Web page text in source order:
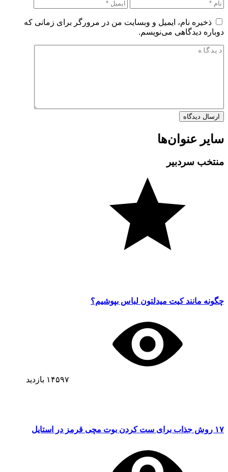
ذخیره نام، ایمیل و وبسایت من در مرورگر برای زمانی که
دوباره دیدگاهی می‌نویسم.
سایر عنوان‌ها
منتخب سردبیر
چگونه مانند کیت میدلتون لباس بپوشیم؟
۱۴۵۹۷ بازدید
۱۷ روش جذاب برای ست کردن بوت مچی قرمز در استایل